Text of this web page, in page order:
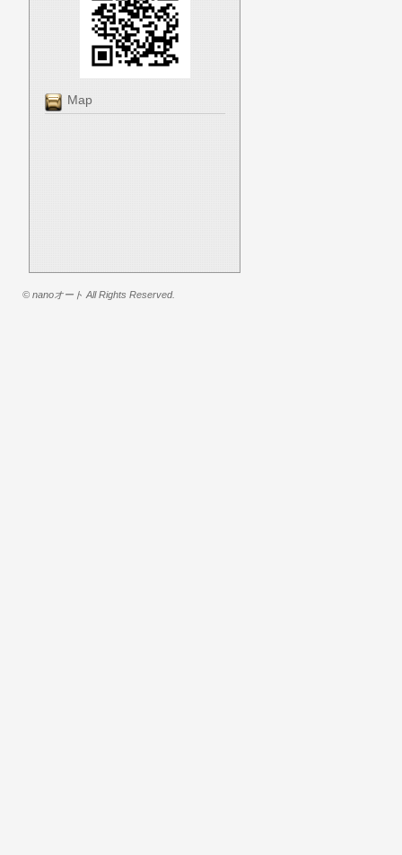
Map
© nanoオート All Rights Reserved.